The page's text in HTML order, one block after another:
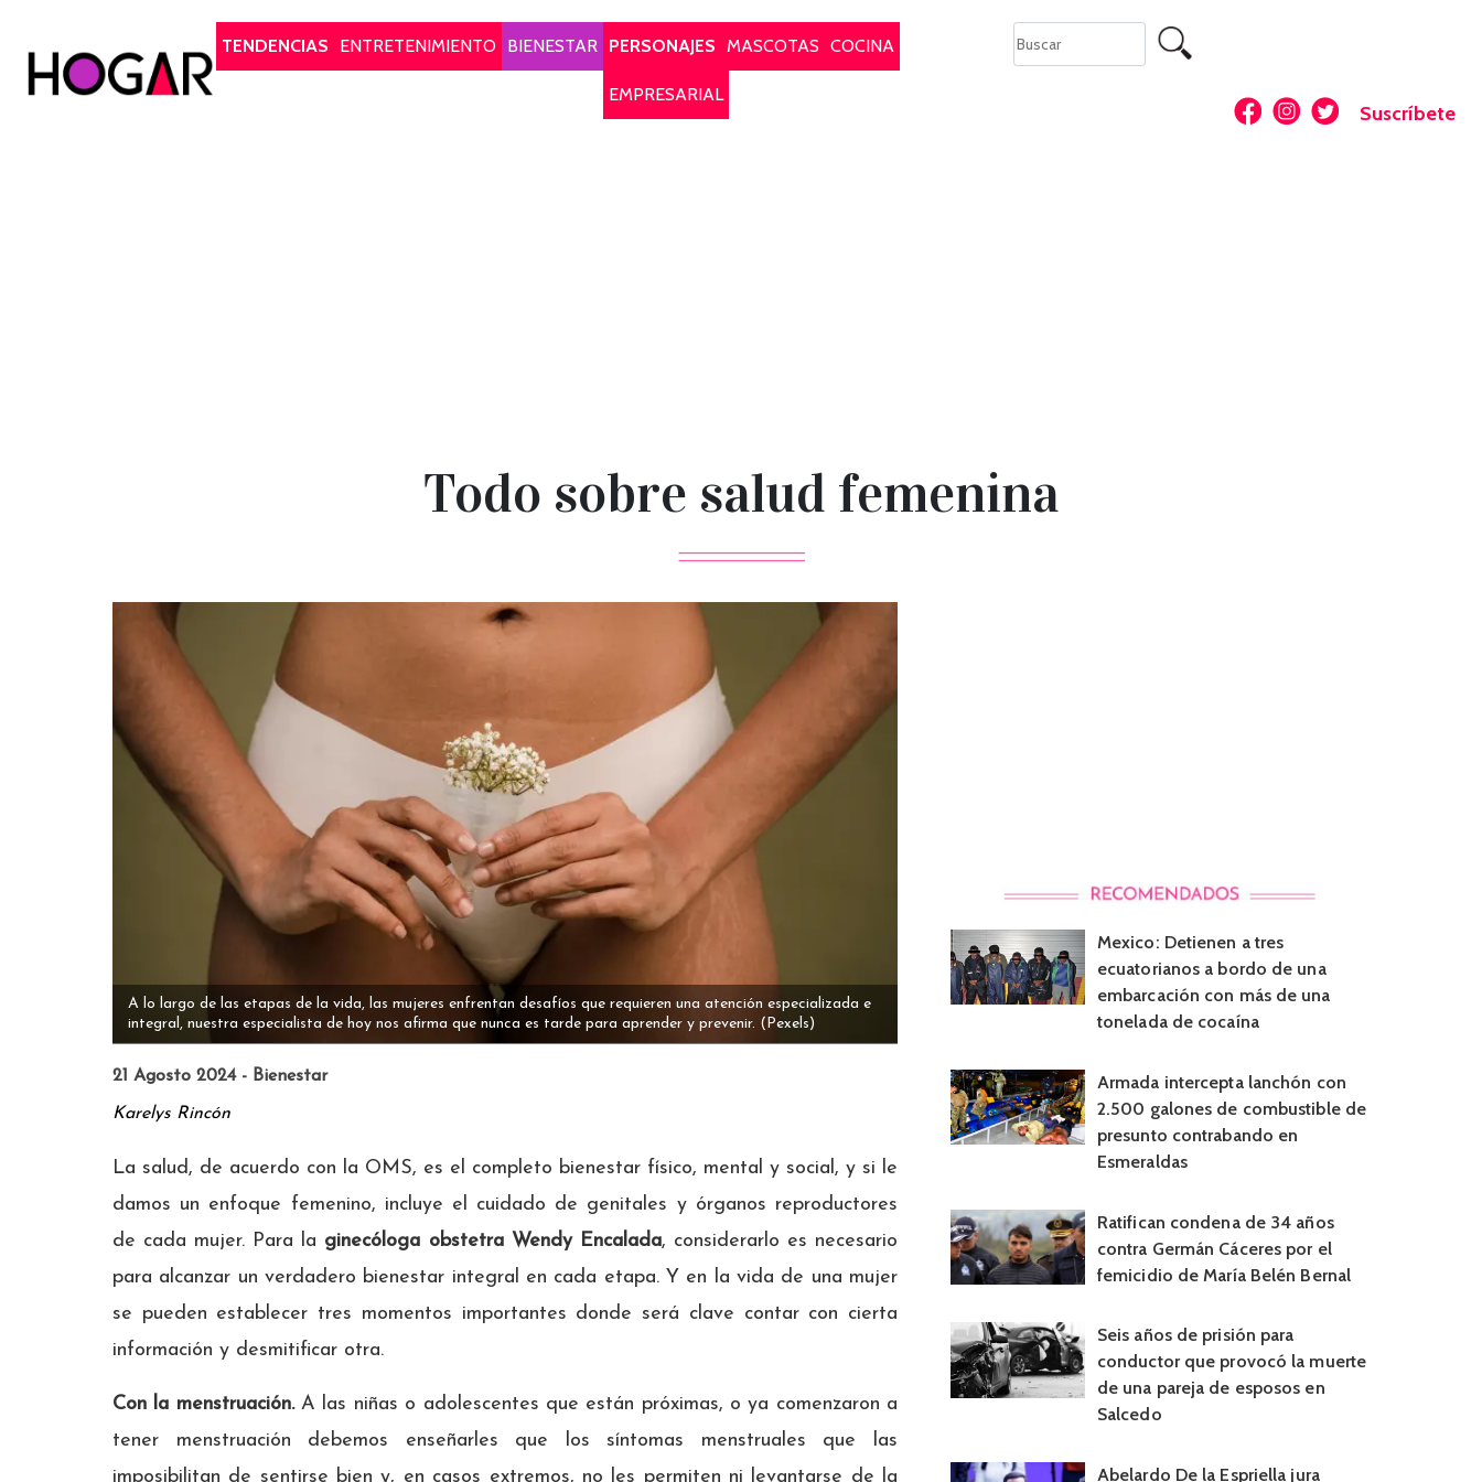
TENDENCIAS
ENTRETENIMIENTO BIENESTAR PERSONAJES MASCOTAS COCINA
EMPRESARIAL
Suscríbete
Todo sobre salud femenina
A lo largo de las etapas de la vida, las mujeres enfrentan desafíos que requieren una atención especializada e
integral, nuestra especialista de hoy nos afirma que nunca es tarde para aprender y prevenir. (Pexels)
21 Agosto 2024 - Bienestar
Karelys Rincón
La salud, de acuerdo con la OMS, es el completo bienestar físico, mental y social, y si le
damos un enfoque femenino, incluye el cuidado de genitales y órganos reproductores
de cada mujer. Para la ginecóloga obstetra Wendy Encalada, considerarlo es necesario
para alcanzar un verdadero bienestar integral en cada etapa. Y en la vida de una mujer
se pueden establecer tres momentos importantes donde será clave contar con cierta
información y desmitificar otra.
Con la menstruación.A las niñas o adolescentes que están próximas, o ya comenzaron a
tener menstruación debemos enseñarles que los síntomas menstruales que las
imposibilitan de sentirse bien y, en casos extremos, no les permiten ni levantarse de la
Mexico: Detienen a tres
ecuatorianos a bordo de una
embarcación con más de una
tonelada de cocaína
Armada intercepta lanchón con
2.500 galones de combustible de
presunto contrabando en
Esmeraldas
Ratifican condena de 34 años
contra Germán Cáceres por el
femicidio de María Belén Bernal
Seis años de prisión para
conductor que provocó la muerte
de una pareja de esposos en
Salcedo
Abelardo De la Espriella jura